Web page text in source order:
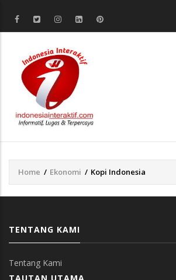
Breadcrumb
Home / Ekonomi / Kopi Indonesia
TENTANG KAMI
Tentang Kami
TAUTAN UTAMA